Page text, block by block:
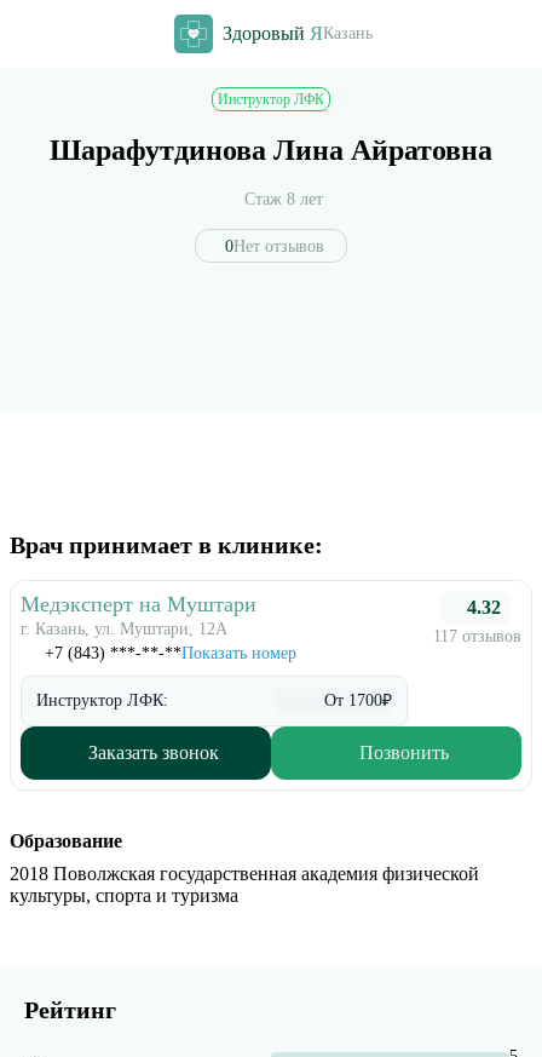
Здоровый ЯКазань
Инструктор ЛФК
Шарафутдинова Лина Айратовна
Стаж 8 лет
0Нет отзывов
Врач принимает в клинике:
Медэксперт на Муштари
г. Казань, ул. Муштари, 12А
+7 (843) ***-**-**Показать номер
4.32
117 отзывов
Инструктор ЛФК: От 1700₽
Заказать звонок Позвонить
Образование
2018 Поволжская государственная академия физической
культуры, спорта и туризма
Рейтинг